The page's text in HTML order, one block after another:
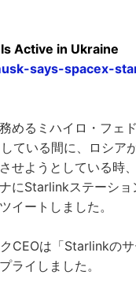
Active in Ukraine
says-spacex-
めるミハイロ・フェ
ている間に、ロシア
せようとしている時
にStarlinkステーシ
イートしました。
CEOは「Starlinkの
ライしました。